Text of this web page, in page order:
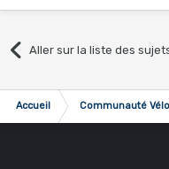
Aller sur la liste des
Accueil Communauté Vélo